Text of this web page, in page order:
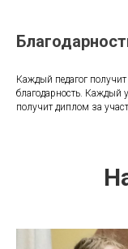
Каждый педагог
благодарность. Каждый
получит диплом за